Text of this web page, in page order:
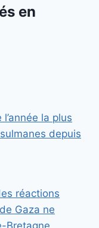
en
la plus
depuis
réactions
Gaza ne